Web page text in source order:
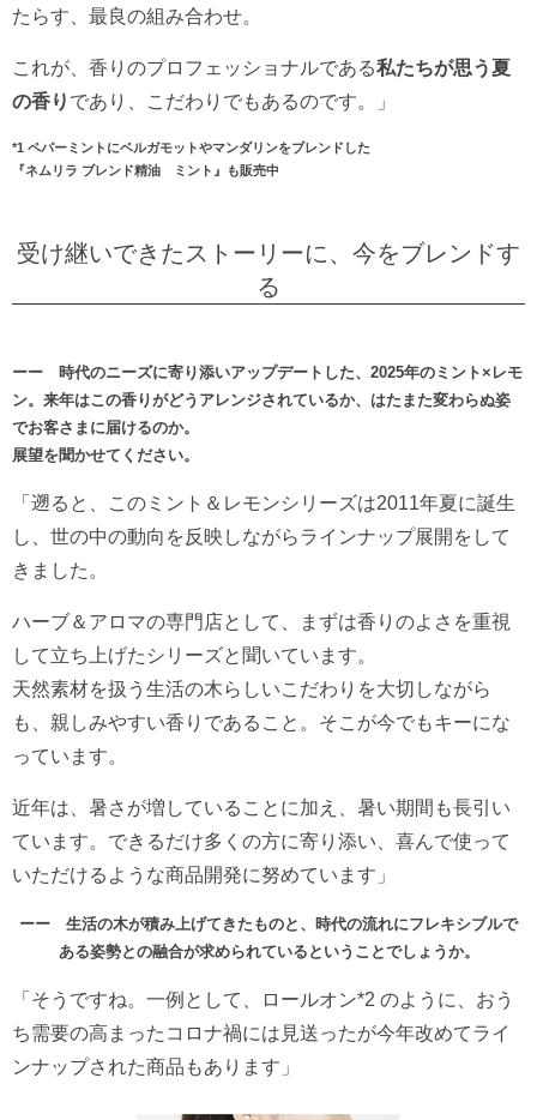
たらす、最良の組み合わせ。
これが、香りのプロフェッショナルである私たちが思う夏
の香り であり、こだわりでもあるのです。」
*1 ペパーミントにベルガモットやマンダリンをブレンドした
『ネムリラ ブレンド精油 ミント』も販売中
受け継いできたストーリーに、今をブレンドす
る
ーー 時代のニーズに寄り添いアップデートした、2025年のミント×レモ
ン。来年はこの香りがどうアレンジされているか、はたまた変わらぬ姿
でお客さまに届けるのか。
展望を聞かせてください。
「遡ると、このミント＆レモンシリーズは2011年夏に誕生
し、世の中の動向を反映しながらラインナップ展開をして
きました。
ハーブ＆アロマの専門店として、まずは香りのよさを重視
して立ち上げたシリーズと聞いています。
天然素材を扱う生活の木らしいこだわりを大切しながら
も、親しみやすい香りであること。そこが今でもキーにな
っています。
近年は、暑さが増していることに加え、暑い期間も長引い
ています。できるだけ多くの方に寄り添い、喜んで使って
いただけるような商品開発に努めています」
ーー 生活の木が積み上げてきたものと、時代の流れにフレキシブルで
ある姿勢との融合が求められているということでしょうか。
「そうですね。一例として、ロールオン*2 のように、おう
ち需要の高まったコロナ禍には見送ったが今年改めてライ
ンナップされた商品もあります」